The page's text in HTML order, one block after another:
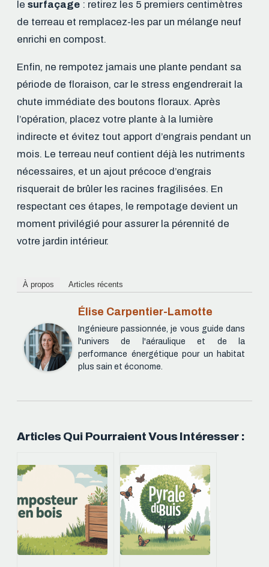
le surfaçage : retirez les 5 premiers centimètres
de terreau et remplacez-les par un mélange neuf
enrichi en compost.
Enfin, ne rempotez jamais une plante pendant sa
période de floraison, car le stress engendrerait la
chute immédiate des boutons floraux. Après
l’opération, placez votre plante à la lumière
indirecte et évitez tout apport d’engrais pendant un
mois. Le terreau neuf contient déjà les nutriments
nécessaires, et un ajout précoce d’engrais
risquerait de brûler les racines fragilisées. En
respectant ces étapes, le rempotage devient un
moment privilégié pour assurer la pérennité de
votre jardin intérieur.
À propos Articles récents
Élise Carpentier-Lamotte
Ingénieure passionnée, je vous guide dans
l'univers de l'aéraulique et de la
performance énergétique pour un habitat
plus sain et économe.
Articles Qui Pourraient Vous Intéresser :